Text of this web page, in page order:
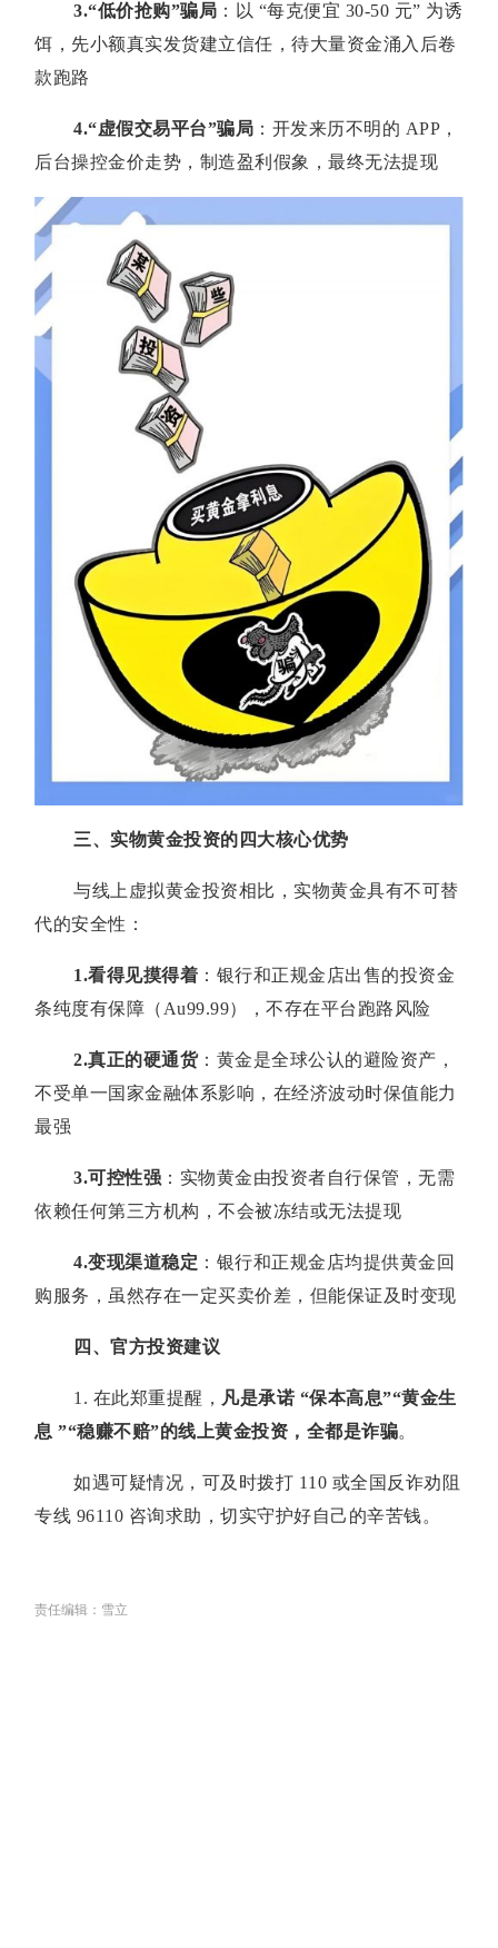
3.“低价抢购”骗局 ：以 “每克便宜 30-50 元” 为诱
饵，先小额真实发货建立信任，待大量资金涌入后卷
款跑路
4.“虚假交易平台”骗局 ：开发来历不明的 APP，
后台操控金价走势，制造盈利假象，最终无法提现
三、实物黄金投资的四大核心优势
与线上虚拟黄金投资相比，实物黄金具有不可替
代的安全性：
1.看得见摸得着 ：银行和正规金店出售的投资金
条纯度有保障（Au99.99），不存在平台跑路风险
2.真正的硬通货：黄金是全球公认的避险资产，
不受单一国家金融体系影响，在经济波动时保值能力
最强
3.可控性强 ：实物黄金由投资者自行保管，无需
依赖任何第三方机构，不会被冻结或无法提现
4.变现渠道稳定 ：银行和正规金店均提供黄金回
购服务，虽然存在一定买卖价差，但能保证及时变现
四、官方投资建议
1. 在此郑重提醒， 凡是承诺 “保本高息”“黄金生
息”“稳赚不赔”的线上黄金投资，全都是诈骗。
如遇可疑情况，可及时拨打 110 或全国反诈劝阻
专线 96110 咨询求助，切实守护好自己的辛苦钱。
责任编辑：雪立